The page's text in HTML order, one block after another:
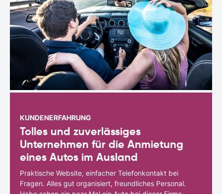
KUNDENERFAHRUNG
Tolles und zuverlässiges
Unternehmen für die Anmietung
eines Autos im Ausland
Praktische Website, einfacher Telefonkontakt bei
Fragen. Alles gut organisiert, freundliches Personal.